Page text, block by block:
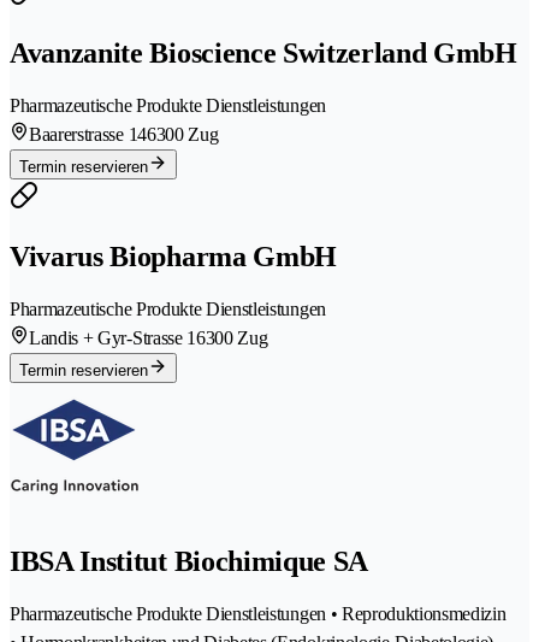
Avanzanite Bioscience Switzerland GmbH
Pharmazeutische Produkte Dienstleistungen
Baarerstrasse 146300 Zug
Termin reservieren
Vivarus Biopharma GmbH
Pharmazeutische Produkte Dienstleistungen
Landis + Gyr-Strasse 16300 Zug
Termin reservieren
IBSA Institut Biochimique SA
Pharmazeutische Produkte Dienstleistungen • Reproduktionsmedizin